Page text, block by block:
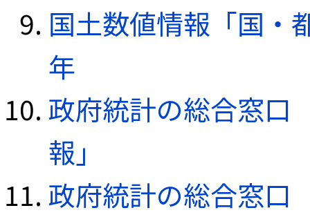
国土数値情報「国・
年
政府統計の総合窓口
報」
政府統計の総合窓口